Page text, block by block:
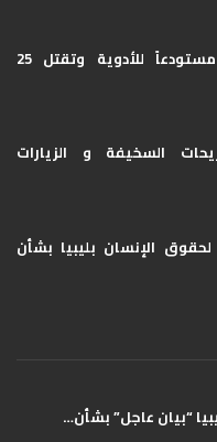
قوات الاحتلال تدمر مستودعاً للأدوية وتقتل 25
السخيفة و الزيارات
لحقوق الإنسان بليبيا ​بشأن
“بيان عاجل” بشأن…